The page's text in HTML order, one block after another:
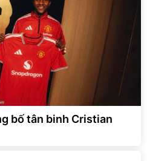
bố tân binh Cristian